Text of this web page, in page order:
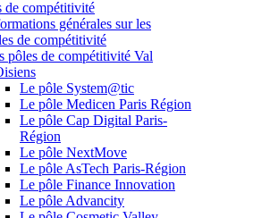
de compétitivité
générales sur les
de compétitivité
pôles de compétitivité Val
Le pôle System@tic
Le pôle Medicen Paris Région
Le pôle Cap Digital Paris-
Région
Le pôle NextMove
Le pôle AsTech Paris-Région
Le pôle Finance Innovation
Le pôle Advancity